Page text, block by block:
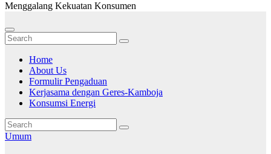
Menggalang Kekuatan Konsumen
Home
About Us
Formulir Pengaduan
Kerjasama dengan Geres-Kamboja
Konsumsi Energi
Umum